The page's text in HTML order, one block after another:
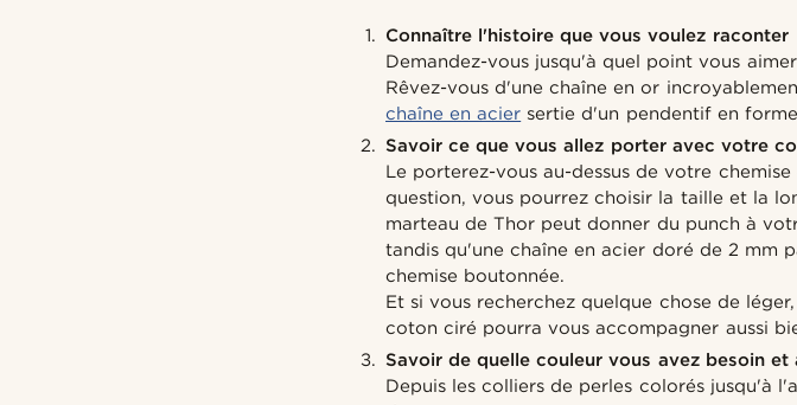
Connaître l'histoire que vous voulez raconter
Demandez-vous jusqu'à quel point vous
Rêvez-vous d'une chaîne en or
chaîne en acier sertie d'un pendentif en
Savoir ce que vous allez porter avec votre
Le porterez-vous au-dessus de votre
question, vous pourrez choisir la taille et la
marteau de Thor peut donner du punch à
tandis qu'une chaîne en acier doré de 2 mm
chemise boutonnée.
Et si vous recherchez quelque chose de
coton ciré pourra vous accompagner aussi
Savoir de quelle couleur vous avez besoin et
Depuis les colliers de perles colorés jusqu'à